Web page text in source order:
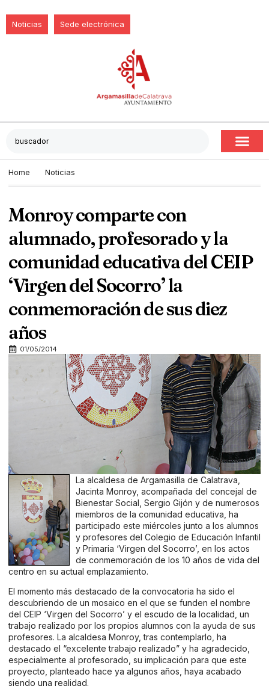
Noticias Sede electrónica
Home Noticias
Monroy comparte con
alumnado, profesorado y la
comunidad educativa del CEIP
‘Virgen del Socorro’ la
conmemoración de sus diez
años
01/05/2014
La alcaldesa de Argamasilla de Calatrava,
Jacinta Monroy, acompañada del concejal de
Bienestar Social, Sergio Gijón y de numerosos
miembros de la comunidad educativa, ha
participado este miércoles junto a los alumnos
y profesores del Colegio de Educación Infantil
y Primaria ‘Virgen del Socorro’, en los actos
de conmemoración de los 10 años de vida del
centro en su actual emplazamiento.
El momento más destacado de la convocatoria ha sido el
descubriendo de un mosaico en el que se funden el nombre
del CEIP ‘Virgen del Socorro’ y el escudo de la localidad, un
trabajo realizado por los propios alumnos con la ayuda de sus
profesores. La alcaldesa Monroy, tras contemplarlo, ha
destacado el “excelente trabajo realizado” y ha agradecido,
especialmente al profesorado, su implicación para que este
proyecto, planteado hace ya algunos años, haya acabado
siendo una realidad.